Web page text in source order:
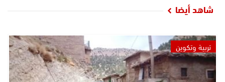
شاهد أيضا
تربية وتكوين